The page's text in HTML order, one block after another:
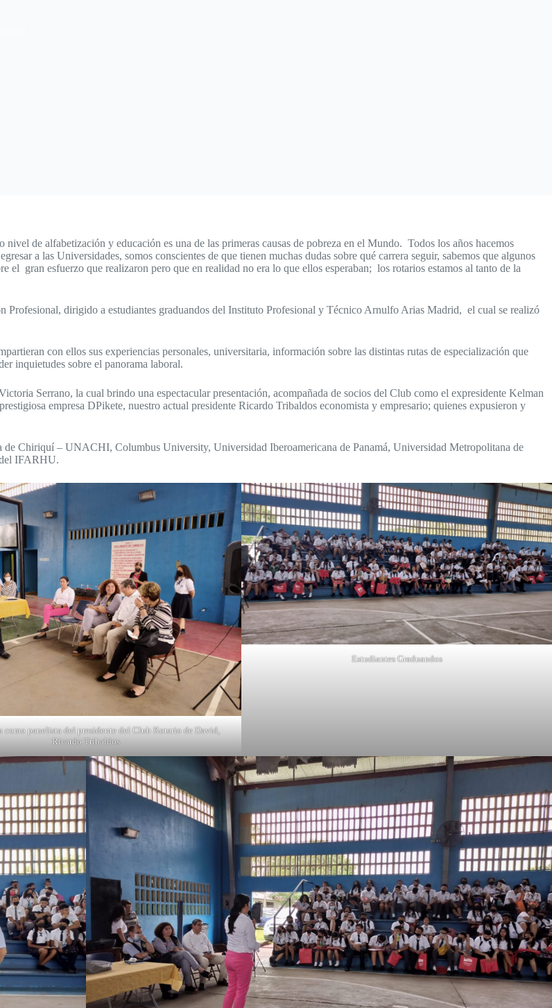
de alfabetización y educación es una de las primeras causas de pobreza en el Mundo. Todos los años hacemos
a las Universidades, somos conscientes de que tienen muchas dudas sobre qué carrera seguir, sabemos que algunos
el gran esfuerzo que realizaron pero que en realidad no era lo que ellos esperaban; los rotarios estamos al tanto de la
dirigido a estudiantes graduandos del Instituto Profesional y Técnico Arnulfo Arias Madrid, el cual se realizó
con ellos sus experiencias personales, universitaria, información sobre las distintas rutas de especialización que
inquietudes sobre el panorama laboral.
Serrano, la cual brindo una espectacular presentación, acompañada de socios del Club como el expresidente Kelman
empresa DPikete, nuestro actual presidente Ricardo Tribaldos economista y empresario; quienes expusieron y
Chiriquí – UNACHI, Columbus University, Universidad Iberoamericana de Panamá, Universidad Metropolitana de
IFARHU.
como panelista del presidente del Club Rotario de David,
Ricardo Tribaldos
Estudiantes Graduandos